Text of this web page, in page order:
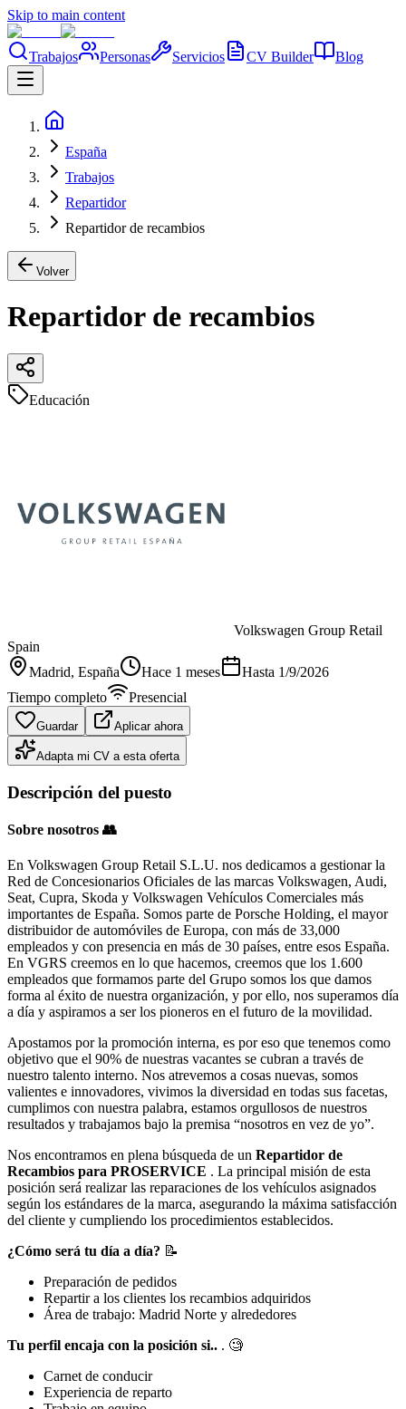
Skip to main content
Trabajos Personas Servicios CV Builder Blog
España
Trabajos
Repartidor
Repartidor de recambios
Volver
Repartidor de recambios
Educación
Volkswagen Group Retail
Spain
Madrid, España Hace 1 meses Hasta 1/9/2026
Tiempo completo
Presencial
Guardar Aplicar ahora
Adapta mi CV a esta oferta
Descripción del puesto
Sobre nosotros 👥
En Volkswagen Group Retail S.L.U. nos dedicamos a gestionar la
Red de Concesionarios Oficiales de las marcas Volkswagen, Audi,
Seat, Cupra, Skoda y Volkswagen Vehículos Comerciales más
importantes de España. Somos parte de Porsche Holding, el mayor
distribuidor de automóviles de Europa, con más de 33,000
empleados y con presencia en más de 30 países, entre esos España.
En VGRS creemos en lo que hacemos, creemos que los 1.600
empleados que formamos parte del Grupo somos los que damos
forma al éxito de nuestra organización, y por ello, nos superamos día
a día y aspiramos a ser los pioneros en el futuro de la movilidad.
Apostamos por la promoción interna, es por eso que tenemos como
objetivo que el 90% de nuestras vacantes se cubran a través de
nuestro talento interno. Nos atrevemos a cosas nuevas, somos
valientes e innovadores, vivimos la diversidad en todas sus facetas,
cumplimos con nuestra palabra, estamos orgullosos de nuestros
resultados y trabajamos bajo la premisa “nosotros en vez de yo”.
Nos encontramos en plena búsqueda de un Repartidor de
Recambios para PROSERVICE . La principal misión de esta
posición será realizar las reparaciones de los vehículos asignados
según los estándares de la marca, asegurando la máxima satisfacción
del cliente y cumpliendo los procedimientos establecidos.
¿Cómo será tu día a día? 📝
Preparación de pedidos
Repartir a los clientes los recambios adquiridos
Área de trabajo: Madrid Norte y alrededores
Tu perfil encaja con la posición si.. . 🧐
Carnet de conducir
Experiencia de reparto